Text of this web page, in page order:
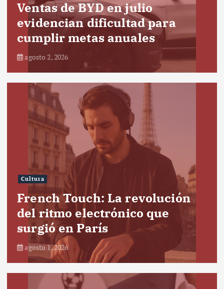
Ventas de BYD en julio
evidencian dificultad para
cumplir metas anuales
agosto 2, 2026
Cultura
French Touch: La revolución
del ritmo electrónico que
surgió en París
agosto 1, 2026